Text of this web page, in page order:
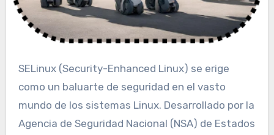
SELinux (Security-Enhanced Linux) se erige
como un baluarte de seguridad en el vasto
mundo de los sistemas Linux. Desarrollado por la
Agencia de Seguridad Nacional (NSA) de Estados